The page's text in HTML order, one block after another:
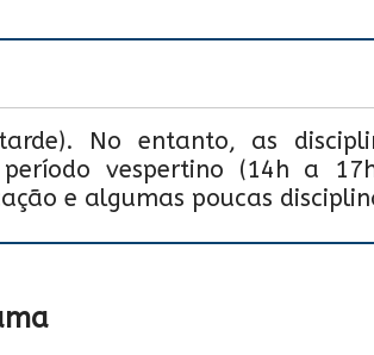
No entanto, as
vespertino (14h a
e algumas poucas